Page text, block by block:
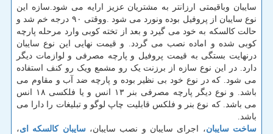
سایبان وباقیمتی ارزانتر به مشتریان عزیز ارایه می شود.سازه این
نوع سایبان از پروفیل بوده ونورد می شود .ووقتی ۹۰ درجه خم شد و
حالت کالسکه به خود می گیرد و بعد از تخته کوبی وارد مرحله پارچه
کوبی شده و اماده نصب می گردد. و قیمت نهایی این نوع سایبان
درنهایت بستگی به قیمت پروفیل و پارچه مصرفی و لوازمات دیگر
دارد. در این نوع سازه از برزنت یک رو مشمع ویک رو کنف استفاده
می شود. که در نوع خود بی نظیر بوده و پارچه ضد آب و مقاوم می
باشد. و نوع دیگر پارچه مصرفی بنر ۱۳ انس و یا فلکسی ۱۸ انس
می باشد. که نوع بنر و فلکس قابلیت چاپ لوگو و تبلیغات را دارا می
باشد.
ساخت سایبان، اجرای سایبان و نصب سایبان،سایبان کالسکه ای،